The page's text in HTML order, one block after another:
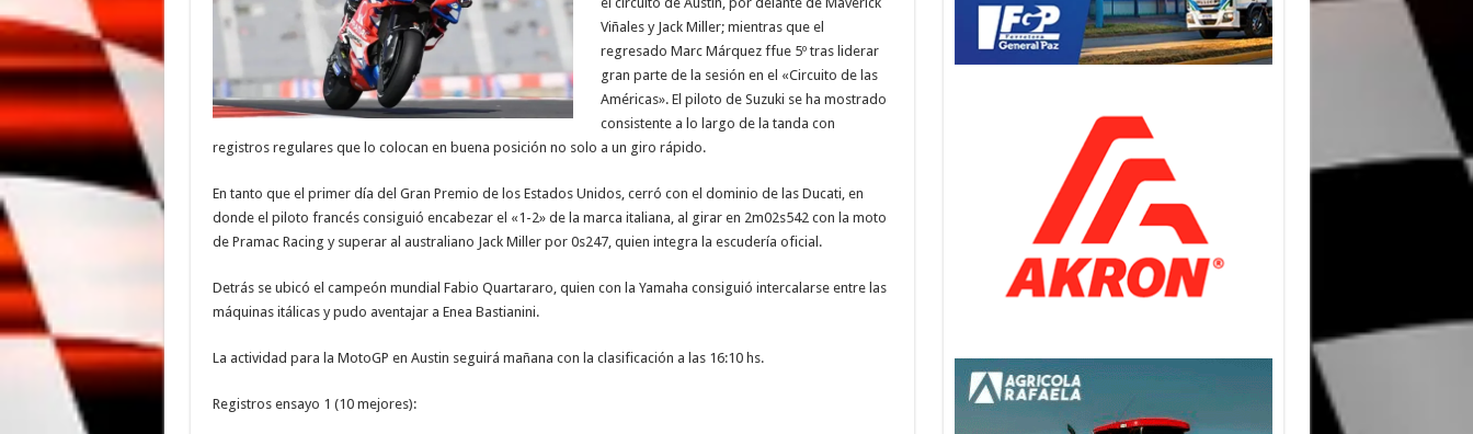
Viñales y Jack Miller; mientras que el
regresado Marc Márquez ffue 5º tras liderar
gran parte de la sesión en el «Circuito de las
Américas». El piloto de Suzuki se ha mostrado
consistente a lo largo de la tanda con
registros regulares que lo colocan en buena posición no solo a un giro rápido.
En tanto que el primer día del Gran Premio de los Estados Unidos, cerró con el dominio de las Ducati, en
donde el piloto francés consiguió encabezar el «1-2» de la marca italiana, al girar en 2m02s542 con la moto
de Pramac Racing y superar al australiano Jack Miller por 0s247, quien integra la escudería oficial.
Detrás se ubicó el campeón mundial Fabio Quartararo, quien con la Yamaha consiguió intercalarse entre las
máquinas itálicas y pudo aventajar a Enea Bastianini.
La actividad para la MotoGP en Austin seguirá mañana con la clasificación a las 16:10 hs.
Registros ensayo 1 (10 mejores):